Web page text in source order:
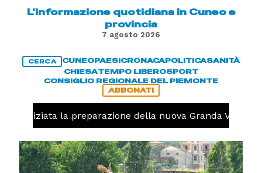
L'informazione quotidiana in Cuneo e
provincia
7 agosto 2026
CERCA CUNEOPAESICRONACAPOLITICASANITÀ
CHIESATEMPO LIBEROSPORT
CONSIGLIO REGIONALE DEL PIEMONTE
ABBONATI
iniziata la preparazione della nuova Granda Volley